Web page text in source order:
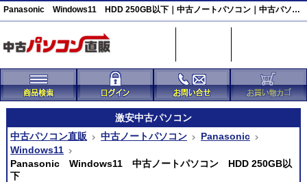
Panasonic Windows11 HDD 250GB以下｜中古ノートパソコン｜中古パソコン直販
激安中古パソコン
中古パソコン直販
中古ノートパソコン
Panasonic
Windows11
Panasonic Windows11 中古ノートパソコン HDD 250GB以
下